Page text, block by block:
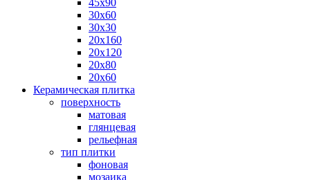
45х90
30х60
30х30
20х160
20х120
20х80
20х60
Керамическая плитка
поверхность
матовая
глянцевая
рельефная
тип плитки
фоновая
мозаика